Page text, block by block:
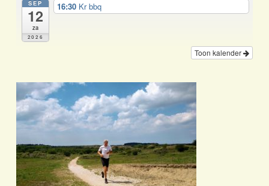
SEP
12
za
2026
16:30 Kr bbq
Toon kalender